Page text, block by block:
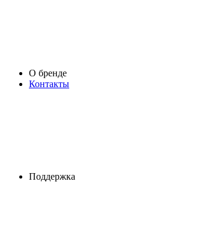
О бренде
Контакты
Поддержка